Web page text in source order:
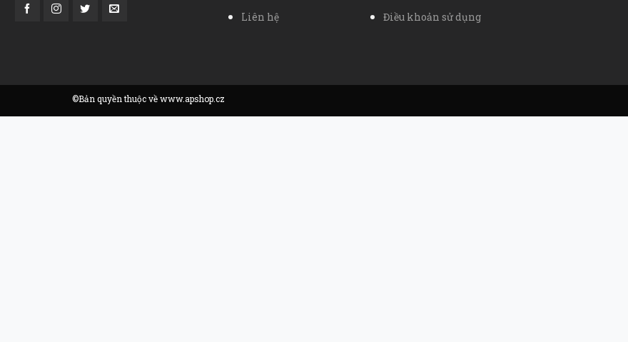
Liên hệ
Điều khoản sử dụng
©Bản quyền thuộc về www.apshop.cz